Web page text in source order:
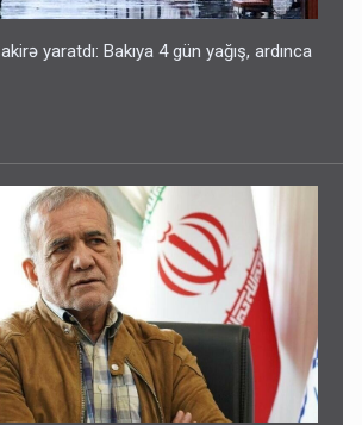
yaratdı: Bakıya 4 gün yağış, ardınca